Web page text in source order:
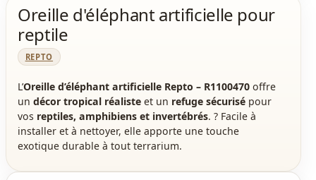
Oreille d'éléphant artificielle pour
reptile
REPTO
L’Oreille d’éléphant artificielle Repto – R1100470 offre
un décor tropical réaliste et un refuge sécurisé pour
vos reptiles, amphibiens et invertébrés. ? Facile à
installer et à nettoyer, elle apporte une touche
exotique durable à tout terrarium.